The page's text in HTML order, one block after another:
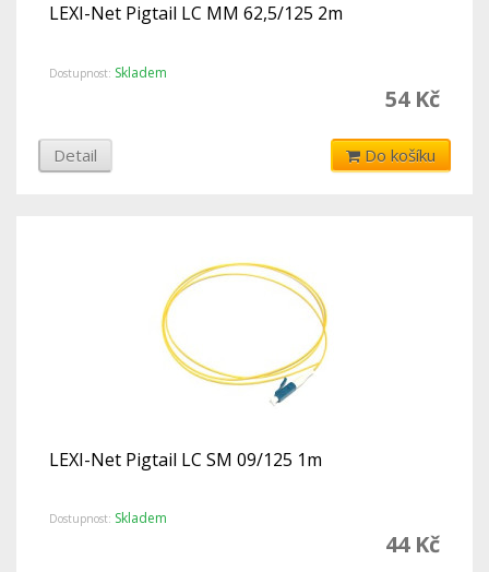
LEXI-Net Pigtail LC MM 62,5/125 2m
Dostupnost: Skladem
54 Kč
Detail Do košíku
LEXI-Net Pigtail LC SM 09/125 1m
Dostupnost: Skladem
44 Kč